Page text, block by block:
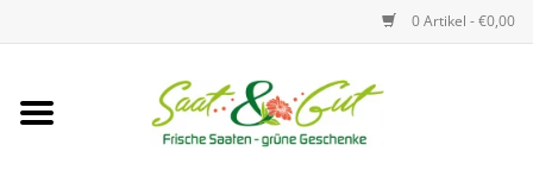
0 Artikel - €0,00
Startseite